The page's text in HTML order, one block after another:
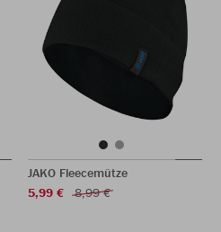
JAKO Fleecemütze
5,99 €
8,99 €